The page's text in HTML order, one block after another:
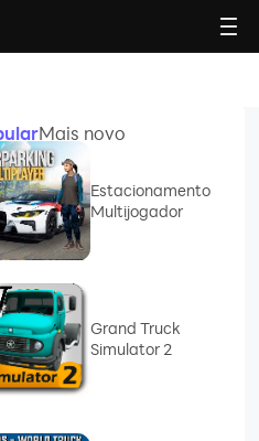
Mais novo
Estacionamento
Multijogador
Grand Truck
Simulator 2